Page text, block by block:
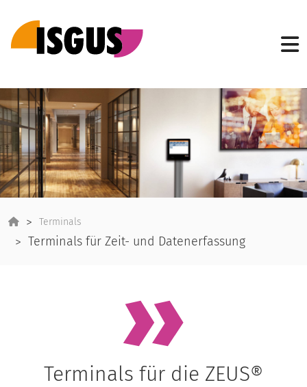
Terminals
Terminals für Zeit- und Datenerfassung
Terminals für die ZEUS®